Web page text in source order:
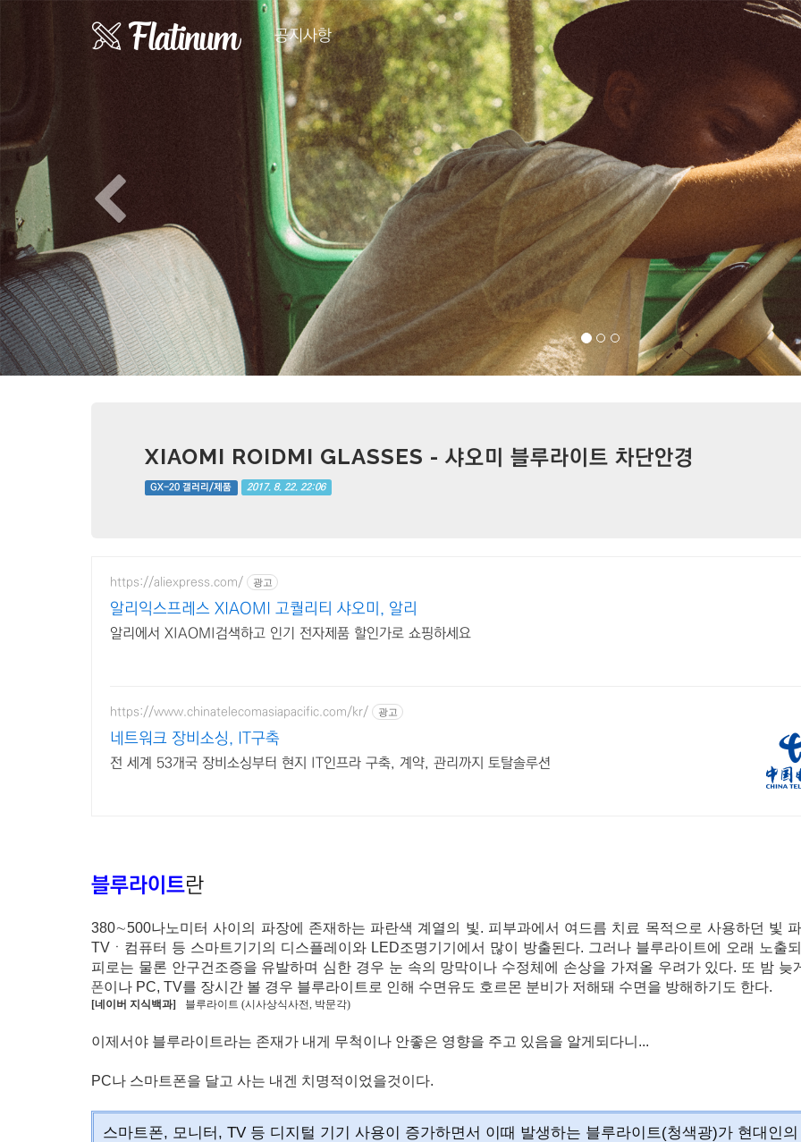
공지사항
XIAOMI ROIDMI GLASSES - 샤오미 블루라이트 차단안경
GX-20 갤러리/제품 2017. 8. 22. 22:06
https://aliexpress.com/ 광고
알리익스프레스 XIAOMI 고퀄리티 샤오미, 알리
알리에서 XIAOMI검색하고 인기 전자제품 할인가로 쇼핑하세요
https://www.chinatelecomasiapacific.com/kr/ 광고
네트워크 장비소싱, IT구축
전 세계 53개국 장비소싱부터 현지 IT인프라 구축, 계약, 관리까지 토탈솔루션
블루라이트란
380∼500나노미터 사이의 파장에 존재하는 파란색 계열의 빛. 피부과에서 여드름 치료 목적으로 사용하던 빛
TVㆍ컴퓨터 등 스마트기기의 디스플레이와 LED조명기기에서 많이 방출된다. 그러나 블루라이트에 오래 노출
피로는 물론 안구건조증을 유발하며 심한 경우 눈 속의 망막이나 수정체에 손상을 가져올 우려가 있다. 또 밤 늦
폰이나 PC, TV를 장시간 볼 경우 블루라이트로 인해 수면유도 호르몬 분비가 저해돼 수면을 방해하기도 한다.
[네이버 지식백과] 블루라이트 (시사상식사전, 박문각)
이제서야 블루라이트라는 존재가 내게 무척이나 안좋은 영향을 주고 있음을 알게되다니...
PC나 스마트폰을 달고 사는 내겐 치명적이었을것이다.
스마트폰, 모니터, TV 등 디지털 기기 사용이 증가하면서 이때 발생하는 블루라이트(청색광)가 현대인